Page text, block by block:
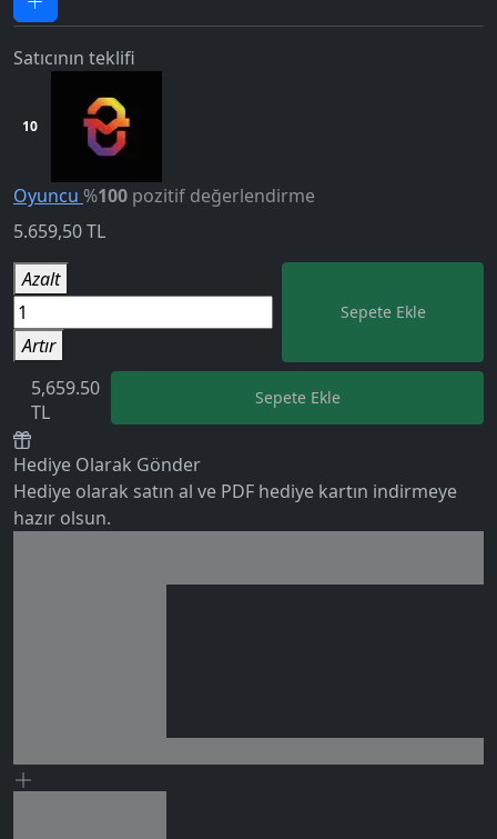
Satıcının teklifi
10
Oyuncu %100 pozitif değerlendirme
5.659,50TL
Azalt
Artır
Sepete Ekle
5,659.50
TL
Sepete Ekle
Hediye Olarak Gönder
Hediye olarak satın al ve PDF hediye kartın indirmeye
hazır olsun.